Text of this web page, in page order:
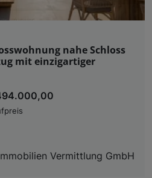
nahe Schloss
mit einzigartiger
Vermittlung GmbH